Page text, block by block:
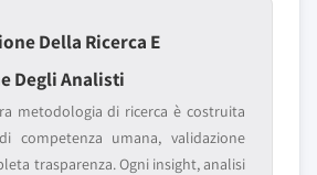
Della Ricerca E
Degli Analisti
metodologia di ricerca è costruita
competenza umana, validazione
trasparenza. Ogni insight, analisi